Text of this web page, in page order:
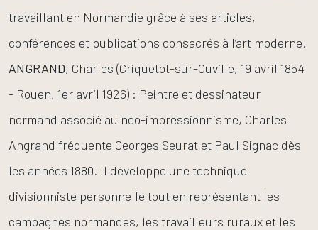
travaillant en Normandie grâce à ses articles,
conférences et publications consacrés à l’art moderne.
ANGRAND, Charles (Criquetot-sur-Ouville, 19 avril 1854
- Rouen, 1er avril 1926) : Peintre et dessinateur
normand associé au néo-impressionnisme, Charles
Angrand fréquente Georges Seurat et Paul Signac dès
les années 1880. Il développe une technique
divisionniste personnelle tout en représentant les
campagnes normandes, les travailleurs ruraux et les